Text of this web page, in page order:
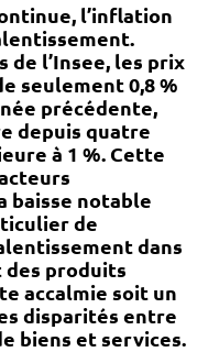
l’inflation
de l’Insee, les prix
seulement 0,8 %
précédente,
depuis quatre
à 1 %. Cette
baisse notable
de
dans
des produits
accalmie soit un
disparités entre
biens et services.